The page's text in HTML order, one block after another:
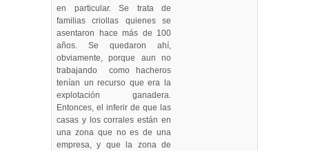
en particular. Se trata de
familias criollas quienes se
asentaron hace más de 100
años. Se quedaron ahí,
obviamente, porque aun no
trabajando como hacheros
tenían un recurso que era la
explotación ganadera.
Entonces, el inferir de que las
casas y los corrales están en
una zona que no es de una
empresa, y que la zona de